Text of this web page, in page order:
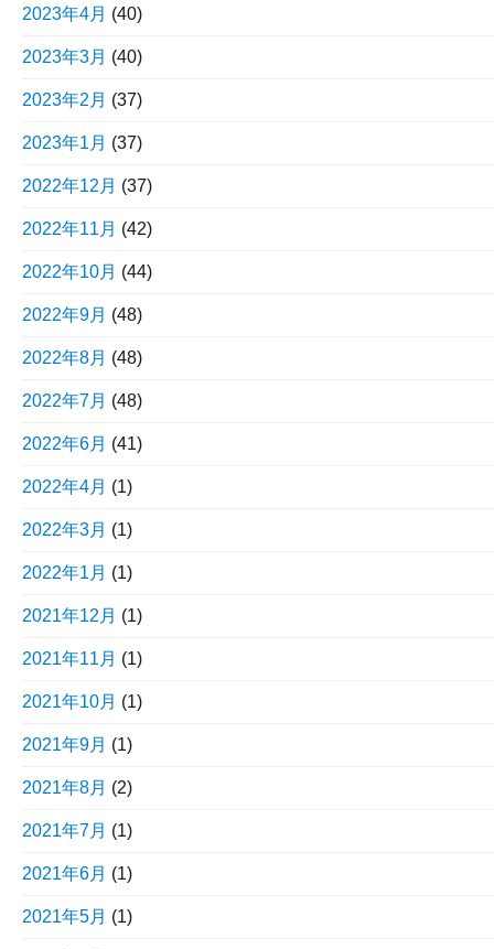
2023年4月 (40)
2023年3月 (40)
2023年2月 (37)
2023年1月 (37)
2022年12月 (37)
2022年11月 (42)
2022年10月 (44)
2022年9月 (48)
2022年8月 (48)
2022年7月 (48)
2022年6月 (41)
2022年4月 (1)
2022年3月 (1)
2022年1月 (1)
2021年12月 (1)
2021年11月 (1)
2021年10月 (1)
2021年9月 (1)
2021年8月 (2)
2021年7月 (1)
2021年6月 (1)
2021年5月 (1)